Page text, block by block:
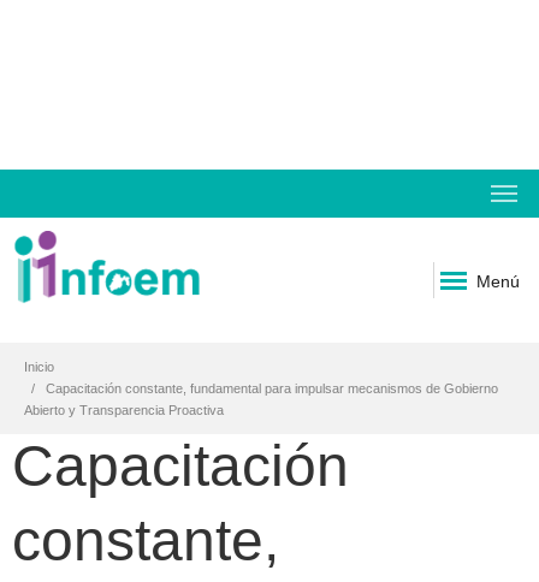
Menú
Inicio
Capacitación constante, fundamental para impulsar mecanismos de Gobierno
Abierto y Transparencia Proactiva
Capacitación
constante,